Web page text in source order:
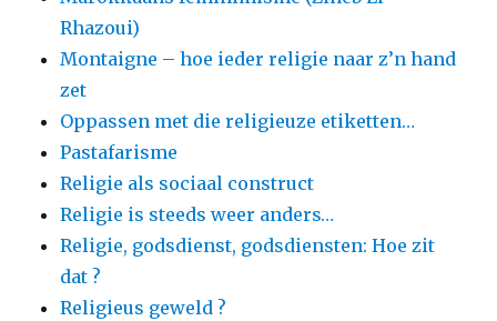
Rhazoui)
Montaigne – hoe ieder religie naar z’n hand
zet
Oppassen met die religieuze etiketten…
Pastafarisme
Religie als sociaal construct
Religie is steeds weer anders…
Religie, godsdienst, godsdiensten: Hoe zit
dat ?
Religieus geweld ?